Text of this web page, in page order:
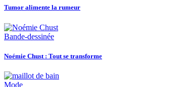
Tumor alimente la rumeur
Bande-dessinée
Noémie Chust : Tout se transforme
Mode